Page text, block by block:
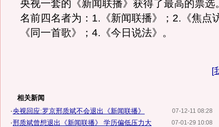
央视一套的《新闻联播》获得了最高的票选
名前四名者为：1.《新闻联播》；2.《焦点
《同一首歌》；4.《今日说法》。
[
相关新闻
07-12-11 08:28
·央视回应:罗京邢质斌不会退出《新闻联播》
07-01-29 10:08
·邢质斌曾想退出《新闻联播》 学历偏低压力大